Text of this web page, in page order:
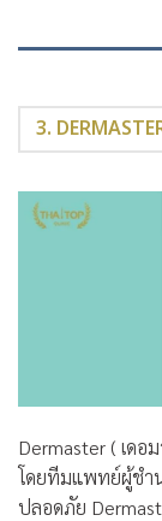
3.
Dermaster ( เดอ
โดยทีมแพทย์ผู้ชำ
ปลอดภัย